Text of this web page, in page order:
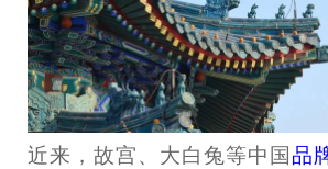
近来，故宫、大白兔等中国 品